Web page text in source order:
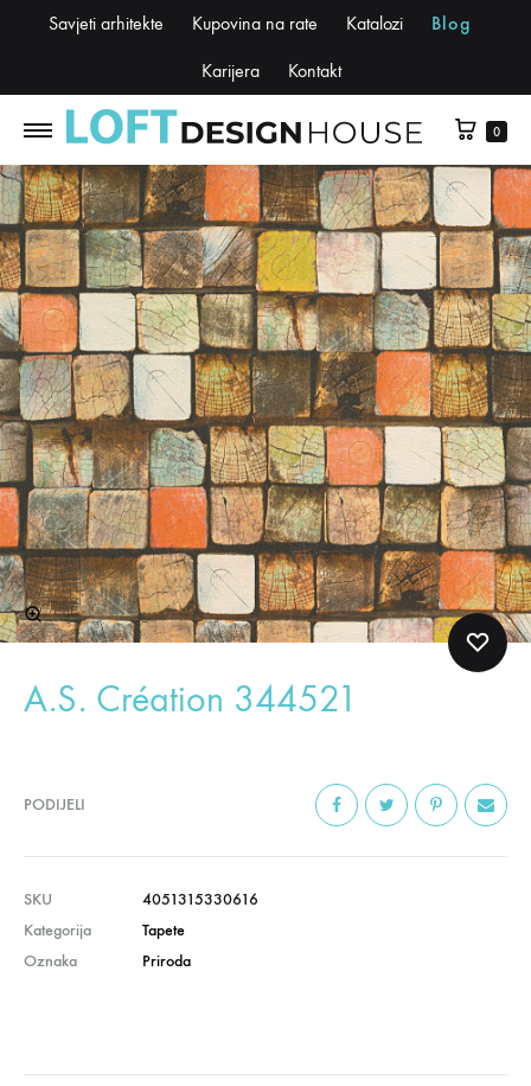
Savjeti arhitekte Kupovina na rate Katalozi Blog
Karijera Kontakt
0
A.S. Création 344521
PODIJELI
SKU
4051315330616
Kategorija
Tapete
Oznaka
Priroda